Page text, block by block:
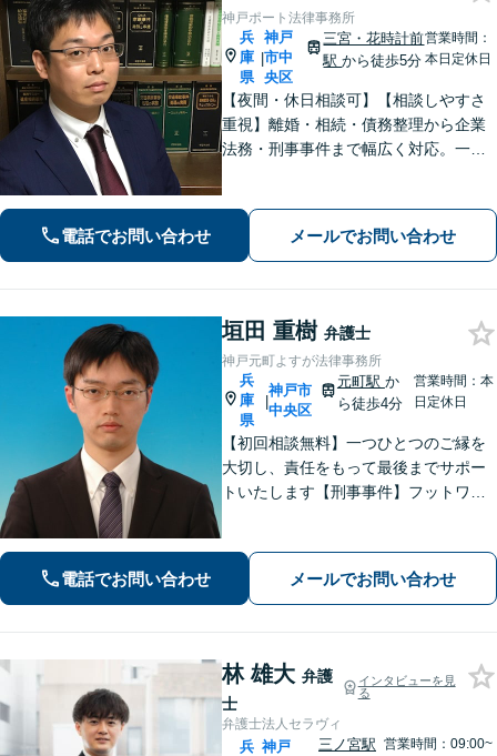
神戸ポート法律事務所
兵
庫
県
|
神戸
市中
央区
三宮・花時計前
駅から徒歩5分
営業時間：
本日定休日
【夜間・休日相談可】【相談しやすさ
重視】離婚・相続・債務整理から企業
法務・刑事事件まで幅広く対応。一般
（海事補佐人）にも対応可能です。
電話でお問い合わせ メールでお問い合わせ
垣田 重樹 弁護士
神戸元町よすが法律事務所
兵
庫
県
|
神戸市
中央区
元町駅 か
ら徒歩4分
営業時間：本
日定休日
【初回相談無料】一つひとつのご縁を
大切し、責任をもって最後までサポー
トいたします【刑事事件】フットワー
題】経済面やお子さまの将来を見据
え、納得できる解決策を提案【元町駅4
電話でお問い合わせ メールでお問い合わせ
林 雄大 弁護
士
インタビューを見
る
弁護士法人セラヴィ
兵 神戸
三ノ宮駅 営業時間：09:00~